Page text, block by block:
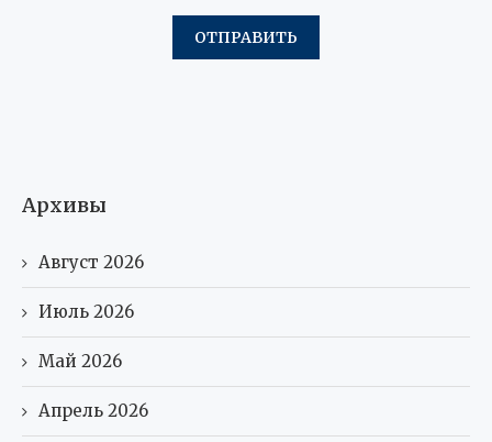
Архивы
Август 2026
Июль 2026
Май 2026
Апрель 2026